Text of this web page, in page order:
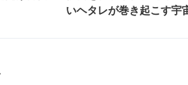
いヘタレが巻き起こす宇